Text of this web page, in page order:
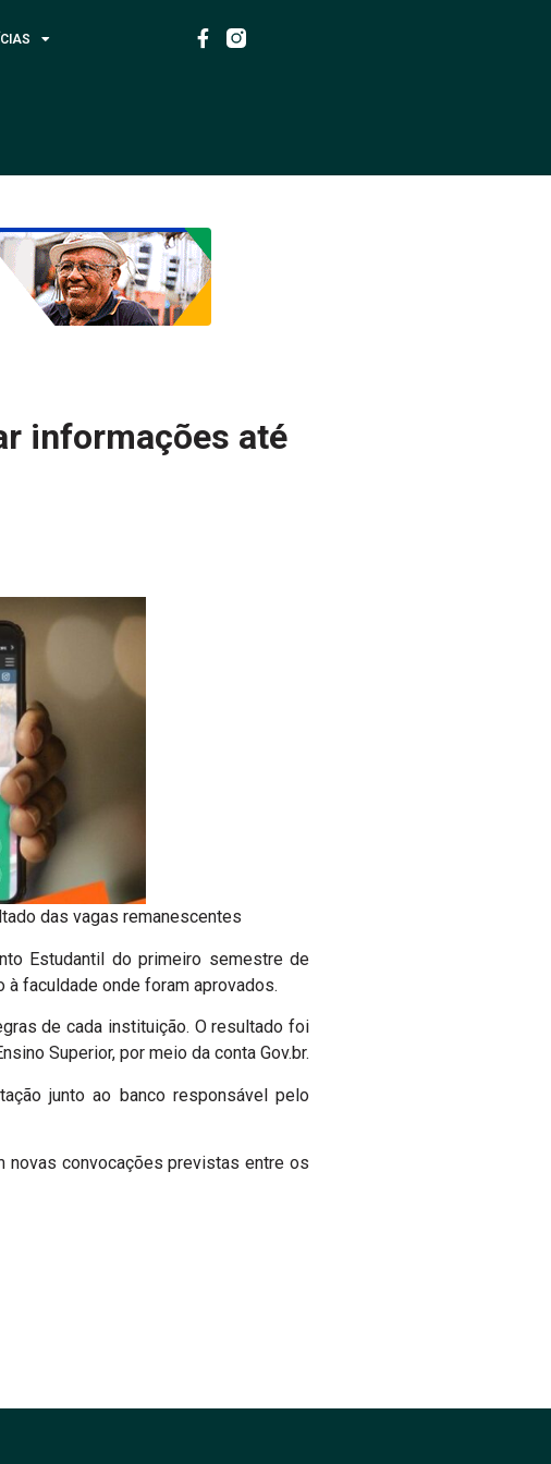
informações até
das vagas remanescentes
Estudantil do primeiro semestre de
faculdade onde foram aprovados.
de cada instituição. O resultado foi
Superior, por meio da conta Gov.br.
junto ao banco responsável pelo
novas convocações previstas entre os